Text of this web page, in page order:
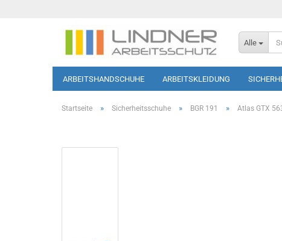
Alle
ARBEITSHANDSCHUHE ARBEITSKLEIDUNG
SOFTSHELL-JACKEN HAUTSCHUTZ T-SHIRTS/POLOS
Startseite » Sicherheitsschuhe » BGR 191 » Atlas GTX